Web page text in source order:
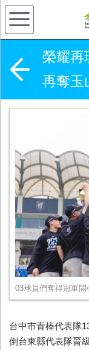
榮耀再
再奪玉
03球員們奪得冠軍
台中市青棒代表隊
倒台東縣代表隊晉